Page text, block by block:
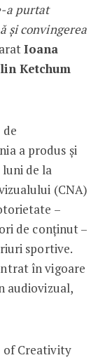
a purtat
și convingerea
Ioana
Ketchum
a produs și
de la
(CNA)
–
de conținut –
sportive.
în vigoare
audiovizual,
of Creativity